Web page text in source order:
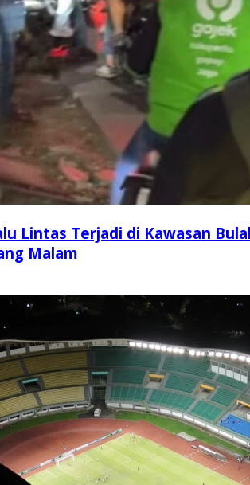
Lintas Terjadi di Kawasan
Malam